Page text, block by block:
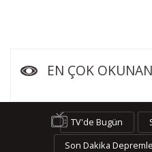
EN ÇOK
TV'de Bugün
Son Dakika